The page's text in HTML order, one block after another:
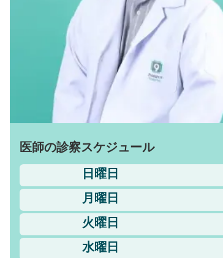
医師の診察スケジュール
日曜日
月曜日
火曜日
水曜日